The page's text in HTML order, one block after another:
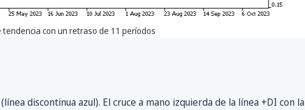
tendencia con un retraso de 11 períodos
discontinua azul). El cruce a mano izquierda de la línea +DI con la